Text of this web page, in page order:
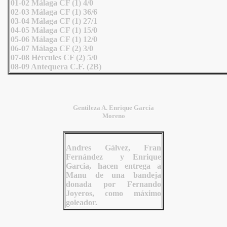
01-02 Málaga CF (1) 4/0
02-03 Málaga CF (1) 36/6
03-04 Málaga CF (1) 27/1
04-05 Málaga CF (1) 15/0
05-06 Málaga CF (1) 12/0
06-07 Málaga CF (2) 3/0
07-08 Hércules CF (2) 5/0
08-09 Antequera C.F. (2B)
Gentileza A. Enrique García
Moreno
Andres Gálvez, Fran
Fernández y Enrique
Garcia, hacen entrega a
Manu de una bandeja
donada por Fernando
Joyeros, como máximo
goleador.